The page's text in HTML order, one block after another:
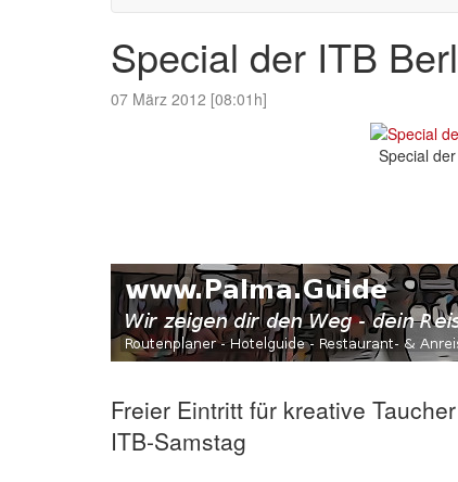
Special der ITB
07 März 2012 [08:01h]
Special
Freier Eintritt für kreative
ITB-Samstag